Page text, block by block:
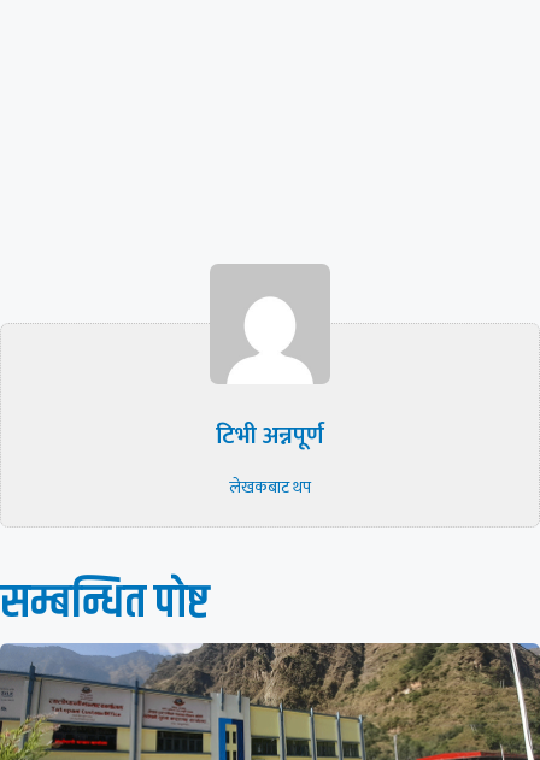
टिभी अन्नपूर्ण
लेखकबाट थप
सम्बन्धित पाेष्ट